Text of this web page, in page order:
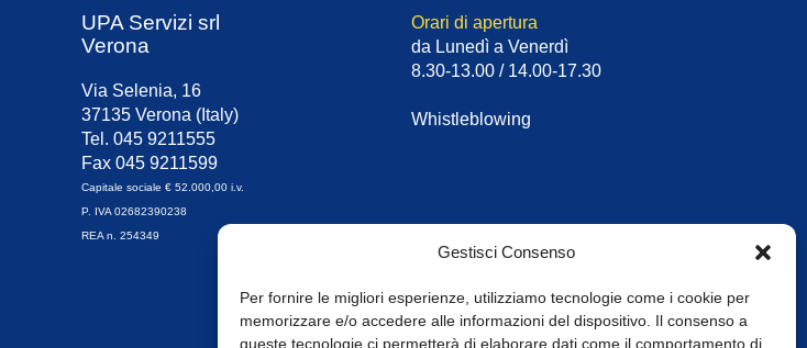
Gestisci Consenso
Per fornire le migliori esperienze, utilizziamo tecnologie come i cookie per
memorizzare e/o accedere alle informazioni del dispositivo. Il consenso a
queste tecnologie ci permetterà di elaborare dati come il comportamento di
UPA Servizi srl
Verona
Via Selenia, 16
37135 Verona (Italy)
Tel. 045 9211555
Fax 045 9211599
Capitale sociale € 52.000,00 i.v.
P. IVA 02682390238
REA n. 254349
Orari di apertura
da Lunedì a Venerdì
8.30-13.00 / 14.00-17.30
Whistleblowing